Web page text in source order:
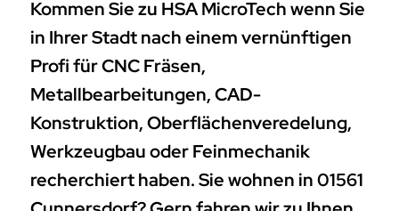
recherchiert haben. Sie wohnen in 01561
Cunnersdorf? Gern fahren wir zu Ihnen.
HSA MicroTech bei Cunnersdorf
Werkzeugbau
Oberflächenveredelung
CAD-Konstruktionen